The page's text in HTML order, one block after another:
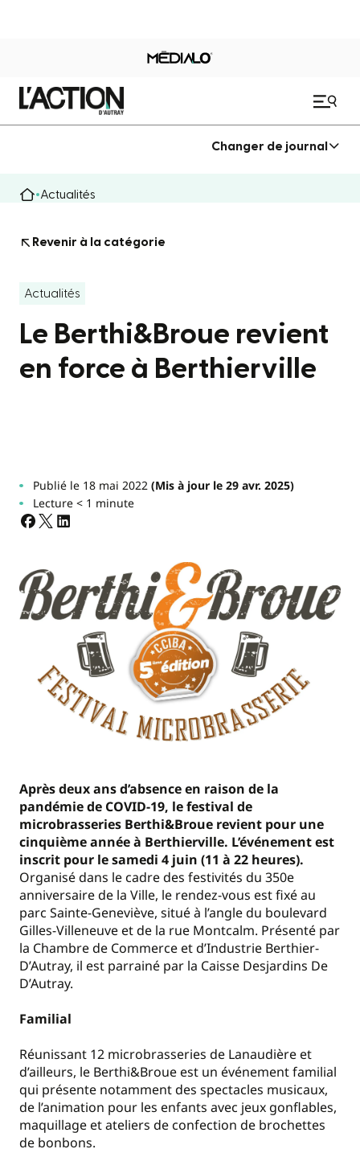
Changer de journal
Actualités
Revenir à la catégorie
Actualités
Le Berthi&Broue revient
en force à Berthierville
Publié le 18 mai 2022(Mis à jour le 29 avr. 2025)
Lecture < 1 minute
Après deux ans d’absence en raison de la
pandémie de COVID-19, le festival de
microbrasseries Berthi&Broue revient pour une
cinquième année à Berthierville. L’événement est
inscrit pour le samedi 4 juin (11 à 22 heures).
Organisé dans le cadre des festivités du 350e
anniversaire de la Ville, le rendez-vous est fixé au
parc Sainte-Geneviève, situé à l’angle du boulevard
Gilles-Villeneuve et de la rue Montcalm. Présenté par
la Chambre de Commerce et d’Industrie Berthier-
D’Autray, il est parrainé par la Caisse Desjardins De
D’Autray.
Familial
Réunissant 12 microbrasseries de Lanaudière et
d’ailleurs, le Berthi&Broue est un événement familial
qui présente notamment des spectacles musicaux,
de l’animation pour les enfants avec jeux gonflables,
maquillage et ateliers de confection de brochettes
de bonbons.